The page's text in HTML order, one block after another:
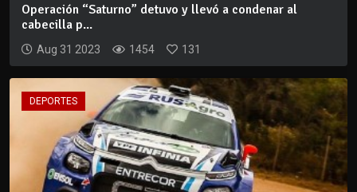
Operación “Saturno” detuvo y llevó a condenar al
cabecilla p...
Aug 31 2023 1454 131
DEPORTES